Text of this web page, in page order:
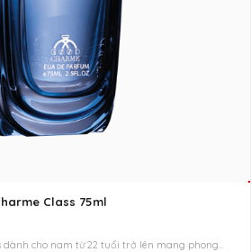
Class 75ml
dành cho nam từ 22 tuổi trở lên mang phong